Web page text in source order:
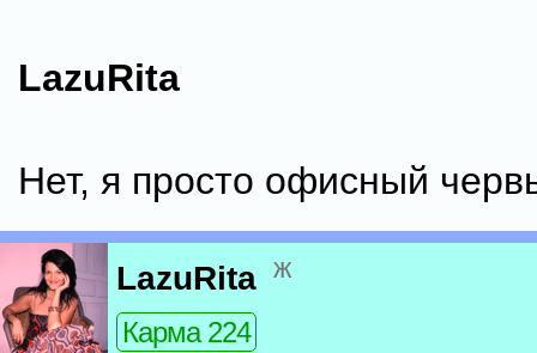
LazuRita
Нет, я просто офисный
LazuRita ж
Карма 224